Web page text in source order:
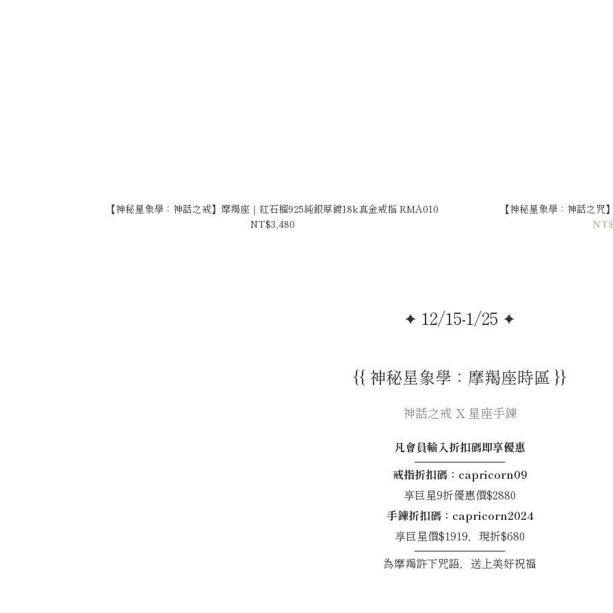
【神秘星象學：神話之戒】摩羯座｜紅石榴925純銀厚鍍18k真金戒指 RMA010
NT$3,480
【神秘星象學：神話之
✦ 12/15-1/25 ✦
{{ 神秘星象學：摩羯座時區 }}
神話之戒 X 星座手鍊
凡會員輸入折扣碼即享優惠
────────────
戒指折扣碼：capricorn09
享巨星9折優惠價$2880
手鍊折扣碼：capricorn2024
享巨星價$1919，現折$680
────────────
為摩羯許下咒語，送上美好祝福